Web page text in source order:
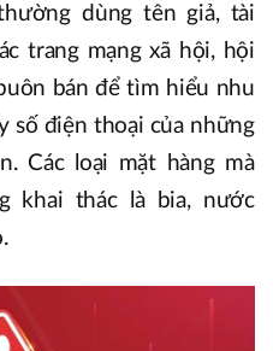
dùng tên giả, tài
trang mạng xã hội, hội
bán để tìm hiểu nhu
số điện thoại của những
Các loại mặt hàng mà
khai thác là bia, nước